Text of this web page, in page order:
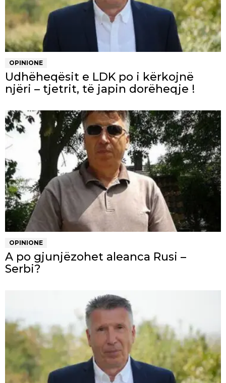
OPINIONE
Udhëheqësit e LDK po i kërkojnë
njëri – tjetrit, të japin dorëheqje !
OPINIONE
A po gjunjëzohet aleanca Rusi –
Serbi?